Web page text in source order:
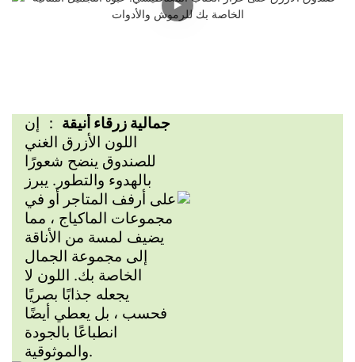
جمالية زرقاء أنيقة ： إن
اللون الأزرق الغني
للصندوق ينضح شعورًا
بالهدوء والتطور. يبرز
على أرفف المتاجر أو في
مجموعات الماكياج ، مما
يضيف لمسة من الأناقة
إلى مجموعة الجمال
الخاصة بك. اللون لا
يجعله جذابًا بصريًا
فحسب ، بل يعطي أيضًا
انطباعًا بالجودة
والموثوقية.